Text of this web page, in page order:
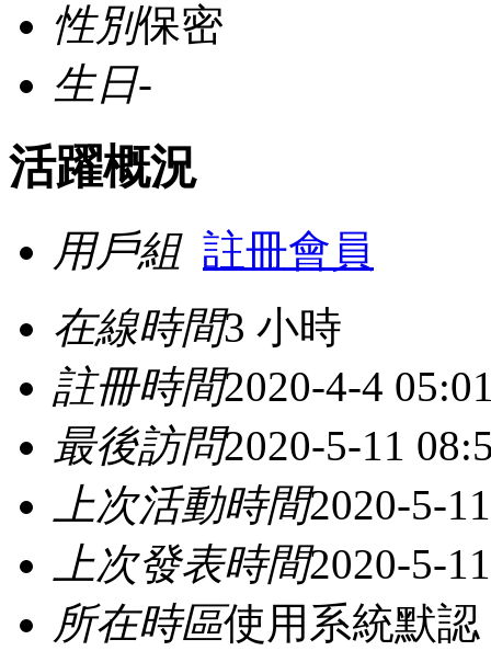
性別保密
生日-
活躍概況
用戶組 註冊會員
在線時間3 小時
註冊時間2020-4-4
最後訪問2020-5-11
上次活動時間2020-5-
上次發表時間2020-5-
所在時區使用系統默認